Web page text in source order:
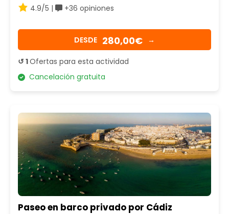
4.9/5 |
+36 opiniones
DESDE 280,00€ →
↺ 1Ofertas para esta actividad
Cancelación gratuita
Paseo en barco privado por Cádiz